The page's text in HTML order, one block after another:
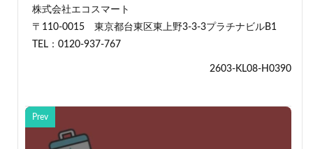
株式会社エコスマート
〒110-0015 東京都台東区東上野3-3-3プラチナビルB1
TEL：0120-937-767
2603-KL08-H0390
Prev